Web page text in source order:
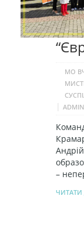
МО
ADMIN
–
ЧИТАТИ